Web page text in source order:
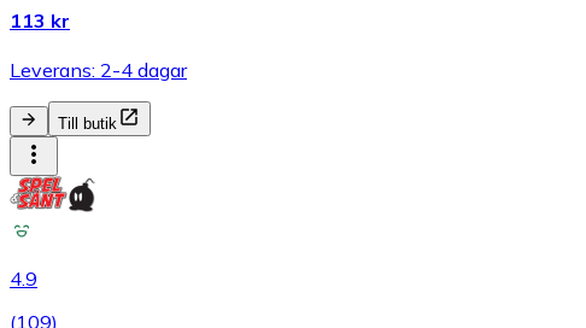
113 kr
Leverans: 2-4 dagar
Till butik
4.9
(109)